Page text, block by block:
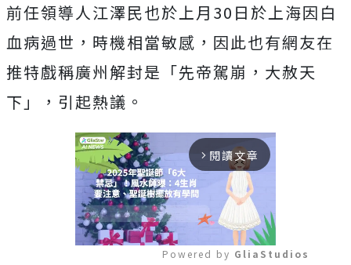
前任領導人江澤民也於上月30日於上海因白
血病過世，時機相當敏感，因此也有網友在
推特戲稱廣州解封是「先帝駕崩，大赦天
下」，引起熱議。
arrow_forward_ios 閱讀文章
Powered by GliaStudios